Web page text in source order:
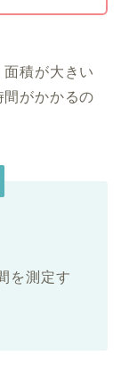
積が大きい
間がかかるの
を測定す